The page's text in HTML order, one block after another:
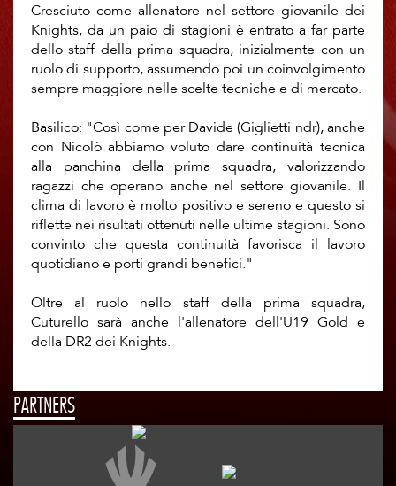
Cresciuto come allenatore nel settore giovanile dei
Knights, da un paio di stagioni è entrato a far parte
dello staff della prima squadra, inizialmente con un
ruolo di supporto, assumendo poi un coinvolgimento
sempre maggiore nelle scelte tecniche e di mercato.
Basilico: "Così come per Davide (Giglietti ndr), anche
con Nicolò abbiamo voluto dare continuità tecnica
alla panchina della prima squadra, valorizzando
ragazzi che operano anche nel settore giovanile. Il
clima di lavoro è molto positivo e sereno e questo si
riflette nei risultati ottenuti nelle ultime stagioni. Sono
convinto che questa continuità favorisca il lavoro
quotidiano e porti grandi benefici."
Oltre al ruolo nello staff della prima squadra,
Cuturello sarà anche l'allenatore dell'U19 Gold e
della DR2 dei Knights.
PARTNERS